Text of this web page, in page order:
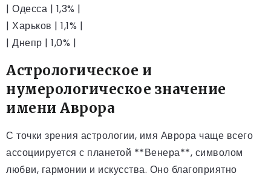
| Одесса | 1,3% |
| Харьков | 1,1% |
| Днепр | 1,0% |
Астрологическое и
нумерологическое значение
имени Аврора
С точки зрения астрологии, имя Аврора чаще всего
ассоциируется с планетой **Венера**, символом
любви, гармонии и искусства. Оно благоприятно